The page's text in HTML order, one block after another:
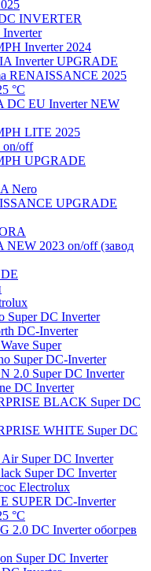
INVERTER
Inverter
Inverter 2024
Inverter UPGRADE
RENAISSANCE 2025
°С
DC EU Inverter NEW
LITE 2025
on/off
UPGRADE
Nero
UPGRADE
NEW 2023 on/off (завод
Super DC Inverter
DC-Inverter
Super
Super DC-Inverter
2.0 Super DC Іnverter
DC Inverter
BLACK Super DC
WHITE Super DC
Air Super DC Inverter
Super DC Inverter
Electrolux
SUPER DC-Inverter
°С
2.0 DC Inverter обогрев
Super DC Inverter